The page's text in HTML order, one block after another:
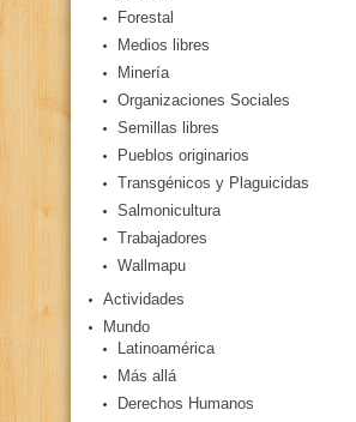
Forestal
Medios libres
Minería
Organizaciones Sociales
Semillas libres
Pueblos originarios
Transgénicos y Plaguicidas
Salmonicultura
Trabajadores
Wallmapu
Actividades
Mundo
Latinoamérica
Más allá
Derechos Humanos